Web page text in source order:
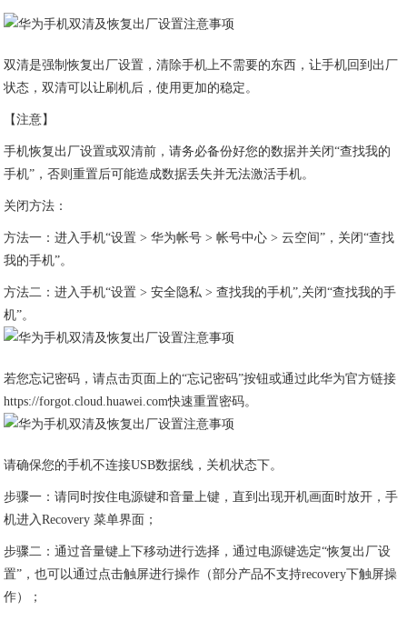
双清是强制恢复出厂设置，清除手机上不需要的东西，让手机回到出厂
状态，双清可以让刷机后，使用更加的稳定。
【注意】
手机恢复出厂设置或双清前，请务必备份好您的数据并关闭“查找我的
手机”，否则重置后可能造成数据丢失并无法激活手机。
关闭方法：
方法一：进入手机“设置 > 华为帐号 > 帐号中心 > 云空间”，关闭“查找
我的手机”。
方法二：进入手机“设置 > 安全隐私 > 查找我的手机”,关闭“查找我的手
机”。
若您忘记密码，请点击页面上的“忘记密码”按钮或通过此华为官方链接
https://forgot.cloud.huawei.com快速重置密码。
请确保您的手机不连接USB数据线，关机状态下。
步骤一：请同时按住电源键和音量上键，直到出现开机画面时放开，手
机进入Recovery 菜单界面；
步骤二：通过音量键上下移动进行选择，通过电源键选定“恢复出厂设
置”，也可以通过点击触屏进行操作（部分产品不支持recovery下触屏操
作）；